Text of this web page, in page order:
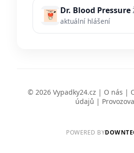
Dr. Blood Pressure
aktuální hlášení
© 2026 Vypadky24.cz | O nás |
údajů |
POWERED BY